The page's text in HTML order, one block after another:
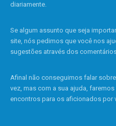
diariamente.
Se algum assunto que seja
site, nós pedimos que você nos
sugestões através dos
Afinal não conseguimos falar
vez, mas com a sua ajuda,
encontros para os aficionados por